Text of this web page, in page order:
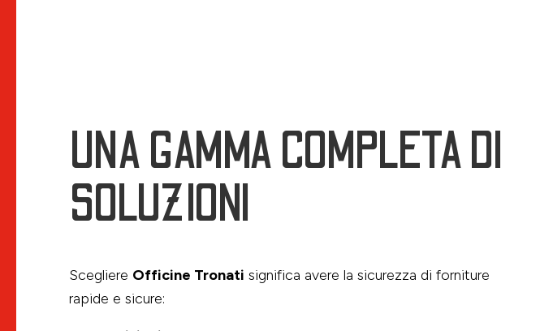
UNA GAMMA COMPLETA DI
SOLUZIONI
Scegliere Officine Tronati significa avere la sicurezza di forniture
rapide e sicure: